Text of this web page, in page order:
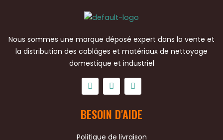
Nous sommes une marque déposé expert dans la vente et
la distribution des cablâges et matériaux de nettoyage
domestique et industriel
F
c
e
o
T
i
t
e
Y
u
t
b
BESOIN D'AIDE
Politique de livraison